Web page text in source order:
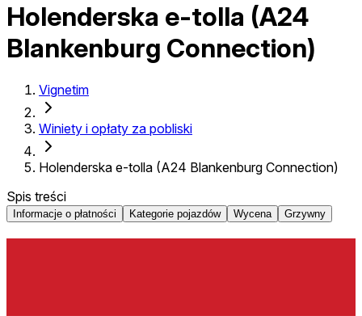
Holenderska e-tolla (A24
Blankenburg Connection)
Vignetim
Winiety i opłaty za pobliski
Holenderska e-tolla (A24 Blankenburg Connection)
Spis treści
Informacje o płatności Kategorie pojazdów Wycena Grzywny